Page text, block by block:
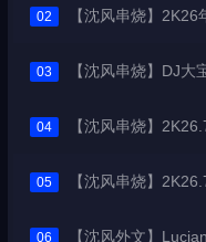
02
03
04 【沈风串烧】
05
06 【沈风外文】